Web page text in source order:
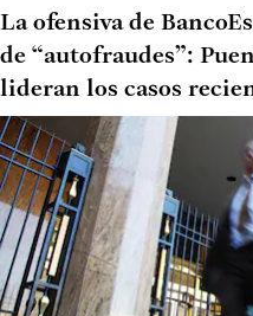
La ofensiva de
de “autofraudes”:
lideran los casos